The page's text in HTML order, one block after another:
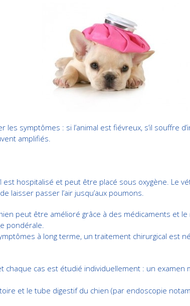
symptômes : si l’animal est fiévreux, s’il souffre
amplifiés.
est hospitalisé et peut être placé sous oxygène.
laisser passer l’air jusqu’aux poumons.
peut être amélioré grâce à des médicaments et
pondérale.
à long terme, un traitement chirurgical est
chaque cas est étudié individuellement : un
et le tube digestif du chien (par endoscopie